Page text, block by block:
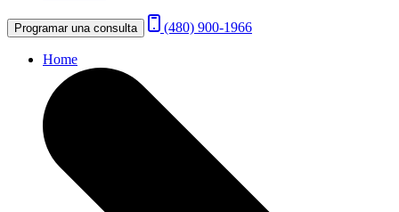
Programar una consulta (480) 900-1966
Home